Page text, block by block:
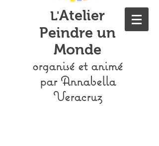
L'Atelier
Peindre un
Monde
organisé et animé
par Annabella
Veracruz